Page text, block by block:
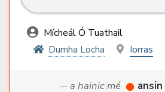
Mícheál Ó Tuathail
Dumha Locha
Iorras
··· a hainic mé ansin